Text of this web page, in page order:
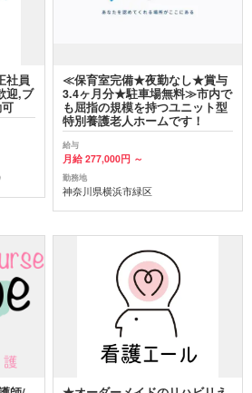
社員
迎,ブ
≪保育室完備★夜勤なし★賞与
3.4ヶ月分★駐車場無料≫市内で
も屈指の規模を持つユニット型
特別養護老人ホームです！
給与
月給 277,000円 ～
勤務地
神奈川県横浜市緑区